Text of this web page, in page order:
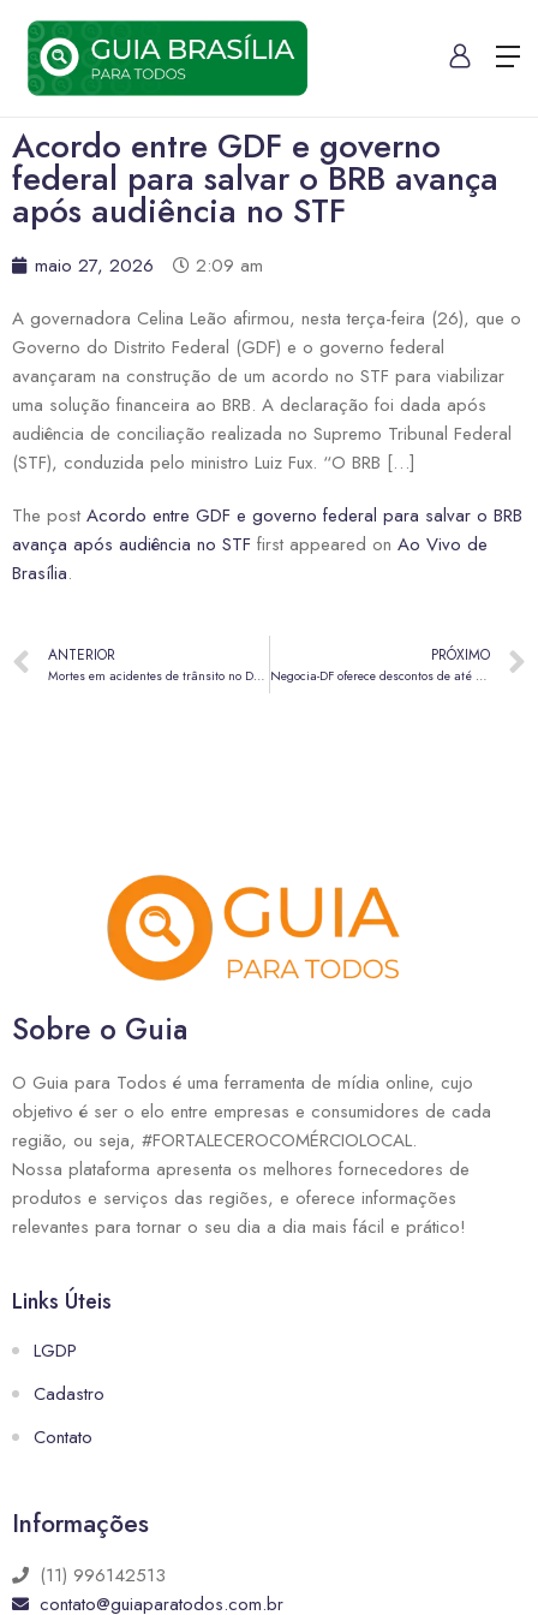
Acordo entre GDF e governo
federal para salvar o BRB avança
após audiência no STF
maio 27, 2026
2:09 am
A governadora Celina Leão afirmou, nesta terça-feira (26), que o
Governo do Distrito Federal (GDF) e o governo federal
avançaram na construção de um acordo no STF para viabilizar
uma solução financeira ao BRB. A declaração foi dada após
audiência de conciliação realizada no Supremo Tribunal Federal
(STF), conduzida pelo ministro Luiz Fux. “O BRB […]
The post Acordo entre GDF e governo federal para salvar o BRB
avança após audiência no STF first appeared on Ao Vivo de
Brasília.
ANTERIOR
Mortes em acidentes de trânsito no DF equivalem a óbitos por doenças cardíacas
PRÓXIMO
Negocia-DF oferece descontos de até 70% sobre multas e juros
Sobre o Guia
O Guia para Todos é uma ferramenta de mídia online, cujo
objetivo é ser o elo entre empresas e consumidores de cada
região, ou seja, #FORTALECEROCOMÉRCIOLOCAL.
Nossa plataforma apresenta os melhores fornecedores de
produtos e serviços das regiões, e oferece informações
relevantes para tornar o seu dia a dia mais fácil e prático!
Links Úteis
LGDP
Cadastro
Contato
Informações
(11) 996142513
contato@guiaparatodos.com.br